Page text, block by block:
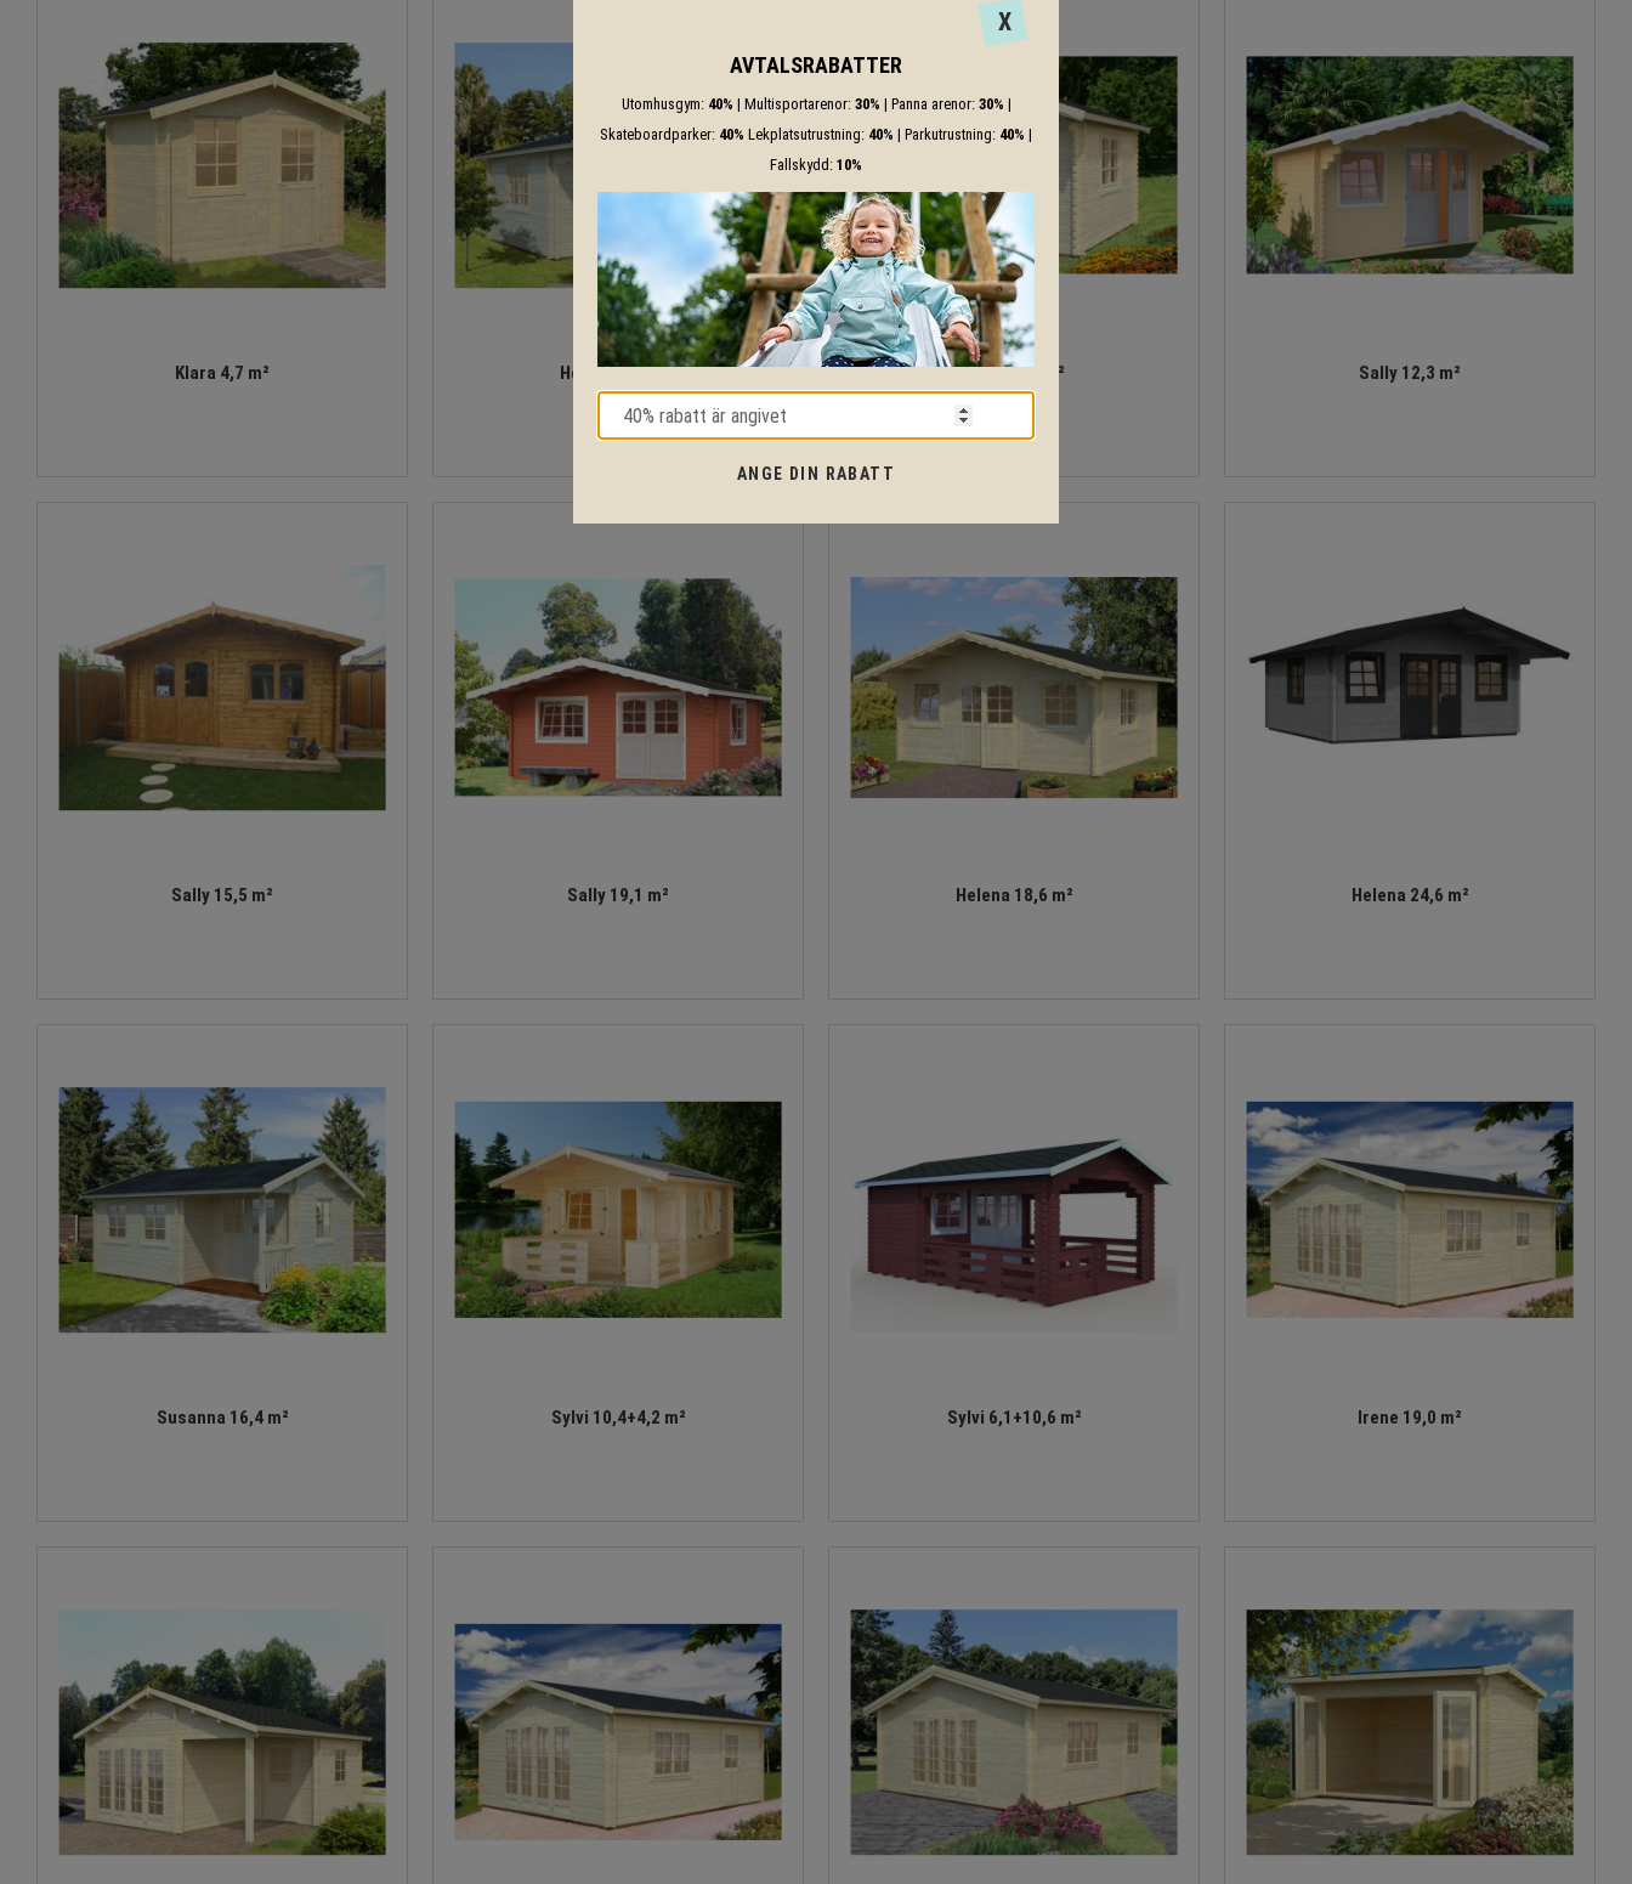
Klara 4,7 m² Helena 15,1 m² Sally 10,2 m² Sally 12,3 m²
Sally 15,5 m² Sally 19,1 m² Helena 18,6 m² Helena 24,6 m²
Susanna 16,4 m² Sylvi 10,4+4,2 m² Sylvi 6,1+10,6 m² Irene 19,0 m²
X
AVTALSRABATTER
Utomhusgym: 40% | Multisportarenor: 30% | Panna arenor: 30% |
Skateboardparker: 40% Lekplatsutrustning: 40% | Parkutrustning: 40% |
Fallskydd: 10%
ANGE DIN RABATT